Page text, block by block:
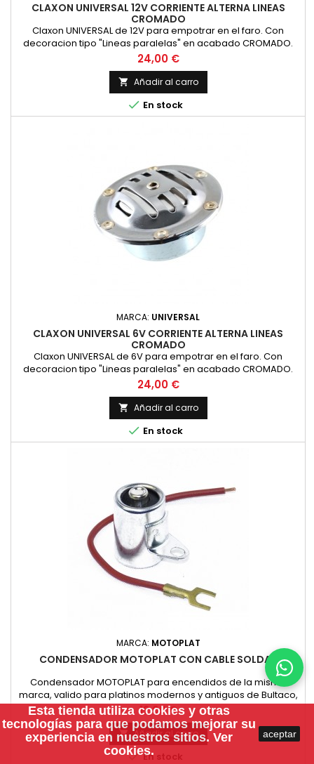
CLAXON UNIVERSAL 12V CORRIENTE ALTERNA LINEAS
CROMADO
Claxon UNIVERSAL de 12V para empotrar en el faro. Con
decoracion tipo "Lineas paralelas" en acabado CROMADO.
Valido para Montesa impala, Bultaco mercurio, OSSA y otras.
Funciona a 6 voltios en corriente alterna (para motos sin
bateria). nuevo
Precio
24,00 €
 Añadir al carro
 En stock
MARCA: UNIVERSAL
CLAXON UNIVERSAL 6V CORRIENTE ALTERNA LINEAS
CROMADO
Claxon UNIVERSAL de 6V para empotrar en el faro. Con
decoracion tipo "Lineas paralelas" en acabado CROMADO.
Valido para Montesa impala, Bultaco mercurio, OSSA y otras.
Funciona a 6 voltios en corriente alterna (para motos sin
bateria). nuevo
Precio
24,00 €
 Añadir al carro
 En stock
MARCA: MOTOPLAT
CONDENSADOR MOTOPLAT CON CABLE SOLDAR
Condensador MOTOPLAT para encendidos de la misma
marca, valido para platinos modernos y antiguos de Bultaco,
Montesa, OSSA y mas marcas de motos que monten dicho
encendido. Recomendamos comprobar el condensador
que lleva montado la moto antes de comprarlo.
Precio
12,00 €
 Añadir al carro
En stock
Esta tienda utiliza cookies y otras
tecnologías para que podamos mejorar su
experiencia en nuestros sitios. Ver
cookies.
aceptar